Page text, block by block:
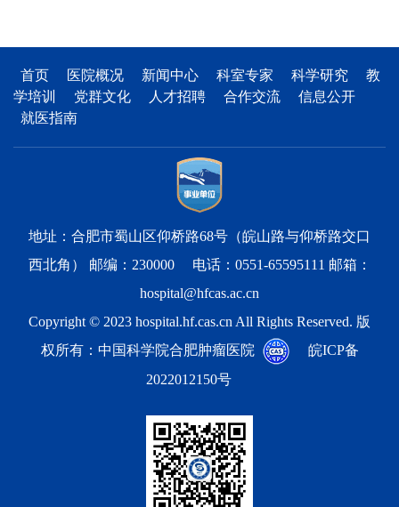
首页 医院概况 新闻中心 科室专家 科学研究
教
学培训
党群文化 人才招聘 合作交流
信息公开
就医指南
地址：合肥市蜀山区仰桥路68号（皖山路与仰桥路交口
西北角） 邮编：230000 电话：0551-65595111 邮箱：
hospital@hfcas.ac.cn
Copyright © 2023 hospital.hf.cas.cn All Rights Reserved. 版
权所有：中国科学院合肥肿瘤医院
皖ICP备
2022012150号